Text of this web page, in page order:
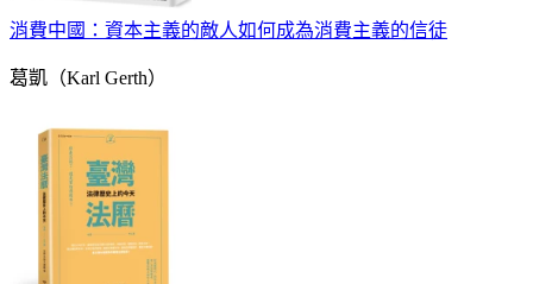
消費中國：資本主義的敵人如何成為消費主義的信徒
葛凱（Karl Gerth）